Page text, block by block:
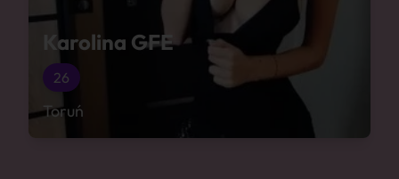
Karolina GFE
26
Toruń